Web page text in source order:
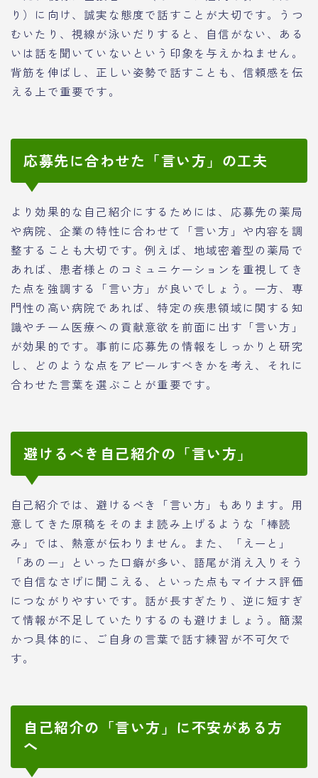
り）に向け、誠実な態度で話すことが大切です。うつ
むいたり、視線が泳いだりすると、自信がない、ある
いは話を聞いていないという印象を与えかねません。
背筋を伸ばし、正しい姿勢で話すことも、信頼感を伝
える上で重要です。
応募先に合わせた「言い方」の工夫
より効果的な自己紹介にするためには、応募先の薬局
や病院、企業の特性に合わせて「言い方」や内容を調
整することも大切です。例えば、地域密着型の薬局で
あれば、患者様とのコミュニケーションを重視してき
た点を強調する「言い方」が良いでしょう。一方、専
門性の高い病院であれば、特定の疾患領域に関する知
識やチーム医療への貢献意欲を前面に出す「言い方」
が効果的です。事前に応募先の情報をしっかりと研究
し、どのような点をアピールすべきかを考え、それに
合わせた言葉を選ぶことが重要です。
避けるべき自己紹介の「言い方」
自己紹介では、避けるべき「言い方」もあります。用
意してきた原稿をそのまま読み上げるような「棒読
み」では、熱意が伝わりません。また、「えーと」
「あのー」といった口癖が多い、語尾が消え入りそう
で自信なさげに聞こえる、といった点もマイナス評価
につながりやすいです。話が長すぎたり、逆に短すぎ
て情報が不足していたりするのも避けましょう。簡潔
かつ具体的に、ご自身の言葉で話す練習が不可欠で
す。
自己紹介の「言い方」に不安がある方
へ